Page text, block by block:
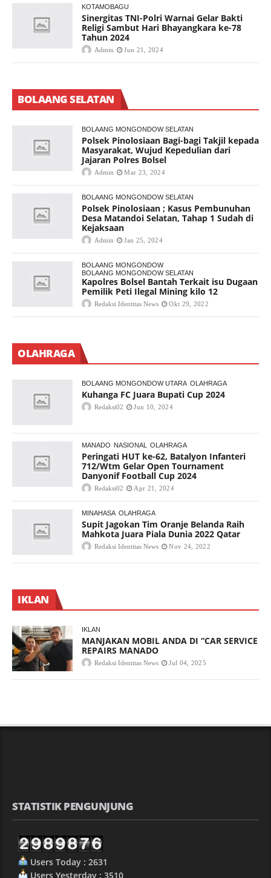
KOTAMOBAGU
Sinergitas TNI-Polri Warnai Gelar Bakti
Religi Sambut Hari Bhayangkara ke-78
Tahun 2024
Admin Jun 21, 2024
BOLAANG SELATAN
BOLAANG MONGONDOW SELATAN
Polsek Pinolosiaan Bagi-bagi Takjil kepada
Masyarakat, Wujud Kepedulian dari
Jajaran Polres Bolsel
Admin Mar 23, 2024
BOLAANG MONGONDOW SELATAN
Polsek Pinolosiaan ; Kasus Pembunuhan
Desa Matandoi Selatan, Tahap 1 Sudah di
Kejaksaan
Admin Jan 25, 2024
BOLAANG MONGONDOW
BOLAANG MONGONDOW SELATAN
Kapolres Bolsel Bantah Terkait isu Dugaan
Pemilik Peti Ilegal Mining kilo 12
Redaksi Identitas News Okt 29, 2022
OLAHRAGA
BOLAANG MONGONDOW UTARA OLAHRAGA
Kuhanga FC Juara Bupati Cup 2024
Redaksi02 Jun 10, 2024
MANADO NASIONAL OLAHRAGA
Peringati HUT ke-62, Batalyon Infanteri
712/Wtm Gelar Open Tournament
Danyonif Football Cup 2024
Redaksi02 Apr 21, 2024
MINAHASA OLAHRAGA
Supit Jagokan Tim Oranje Belanda Raih
Mahkota Juara Piala Dunia 2022 Qatar
Redaksi Identitas News Nov 24, 2022
IKLAN
IKLAN
MANJAKAN MOBIL ANDA DI “CAR SERVICE
REPAIRS MANADO
Redaksi Identitas News Jul 04, 2025
STATISTIK PENGUNJUNG
Users Today : 2631
Users Yesterday : 3510